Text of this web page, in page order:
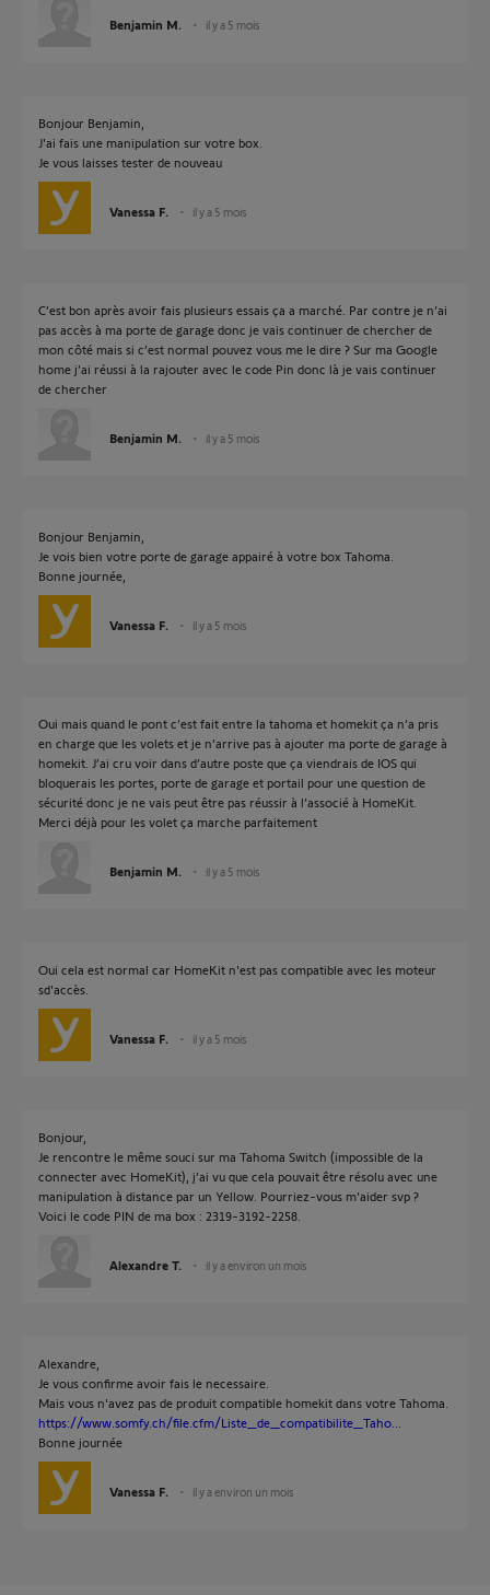
Benjamin M. il y a 5 mois
Bonjour Benjamin,
J'ai fais une manipulation sur votre box.
Je vous laisses tester de nouveau
Vanessa F. il y a 5 mois
C’est bon après avoir fais plusieurs essais ça a marché. Par contre je n’ai
pas accès à ma porte de garage donc je vais continuer de chercher de
mon côté mais si c’est normal pouvez vous me le dire ? Sur ma Google
home j’ai réussi à la rajouter avec le code Pin donc là je vais continuer
de chercher
Benjamin M. il y a 5 mois
Bonjour Benjamin,
Je vois bien votre porte de garage appairé à votre box Tahoma.
Bonne journée,
Vanessa F. il y a 5 mois
Oui mais quand le pont c’est fait entre la tahoma et homekit ça n’a pris
en charge que les volets et je n’arrive pas à ajouter ma porte de garage à
homekit. J’ai cru voir dans d’autre poste que ça viendrais de IOS qui
bloquerais les portes, porte de garage et portail pour une question de
sécurité donc je ne vais peut être pas réussir à l’associé à HomeKit.
Merci déjà pour les volet ça marche parfaitement
Benjamin M. il y a 5 mois
Oui cela est normal car HomeKit n'est pas compatible avec les moteur
sd'accès.
Vanessa F. il y a 5 mois
Bonjour,
Je rencontre le même souci sur ma Tahoma Switch (impossible de la
connecter avec HomeKit), j’ai vu que cela pouvait être résolu avec une
manipulation à distance par un Yellow. Pourriez-vous m’aider svp ?
Voici le code PIN de ma box : 2319-3192-2258.
Alexandre T. il y a environ un mois
Alexandre,
Je vous confirme avoir fais le necessaire.
Mais vous n'avez pas de produit compatible homekit dans votre Tahoma.
https://www.somfy.ch/file.cfm/Liste_de_compatibilite_Taho...
Bonne journée
Vanessa F. il y a environ un mois